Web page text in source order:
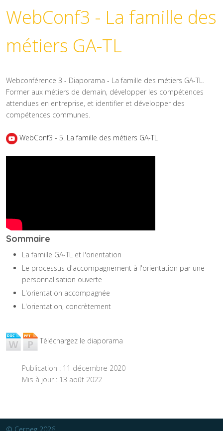
WebConf3 - La famille des
métiers GA-TL
Webconférence 3 - Diaporama - La famille des métiers GA-TL.
Former aux métiers de demain, développer les compétences
attendues en entreprise, et identifier et développer des
compétences communes.
WebConf3 - 5. La famille des métiers GA-TL
Sommaire
La famille GA-TL et l'orientation
Le processus d'accompagnement à l'orientation par une
personnalisation ouverte
L'orientation accompagnée
L'orientation, concrètement
Téléchargez le diaporama
Publication : 11 décembre 2020
Mis à jour : 13 août 2022
© Cerpeg 2026